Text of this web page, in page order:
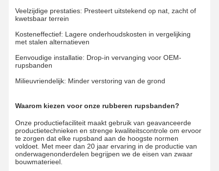
Spoorketen
Spoor schoenenpad
Spoorregelaar
Spoorbouten
Aanhangsel van de graafmachine
Bucket van de graafmachine
Vloeibare tanden
Dozer snijrand
Veelzijdige prestaties: Presteert uitstekend op nat, zacht of
kwetsbaar terrein
Kosteneffectief: Lagere onderhoudskosten in vergelijking
met stalen alternatieven
Eenvoudige installatie: Drop-in vervanging voor OEM-
rupsbanden
Milieuvriendelijk: Minder verstoring van de grond
Waarom kiezen voor onze rubberen rupsbanden?
Onze productiefaciliteit maakt gebruik van geavanceerde
productietechnieken en strenge kwaliteitscontrole om ervoor
te zorgen dat elke rupsband aan de hoogste normen
voldoet. Met meer dan 20 jaar ervaring in de productie van
onderwagenonderdelen begrijpen we de eisen van zwaar
bouwmaterieel.